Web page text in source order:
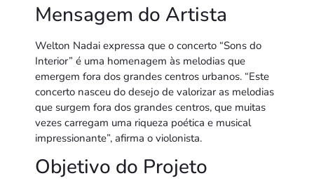
Mensagem do Artista
Welton Nadai expressa que o concerto “Sons do
Interior” é uma homenagem às melodias que
emergem fora dos grandes centros urbanos. “Este
concerto nasceu do desejo de valorizar as melodias
que surgem fora dos grandes centros, que muitas
vezes carregam uma riqueza poética e musical
impressionante”, afirma o violonista.
Objetivo do Projeto